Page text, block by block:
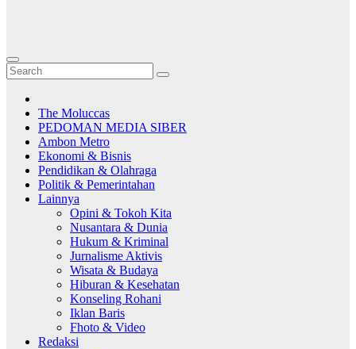
The Moluccas
PEDOMAN MEDIA SIBER
Ambon Metro
Ekonomi & Bisnis
Pendidikan & Olahraga
Politik & Pemerintahan
Lainnya
Opini & Tokoh Kita
Nusantara & Dunia
Hukum & Kriminal
Jurnalisme Aktivis
Wisata & Budaya
Hiburan & Kesehatan
Konseling Rohani
Iklan Baris
Fhoto & Video
Redaksi